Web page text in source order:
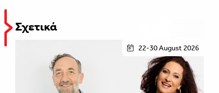
Σχετικά
22-30 August 2026